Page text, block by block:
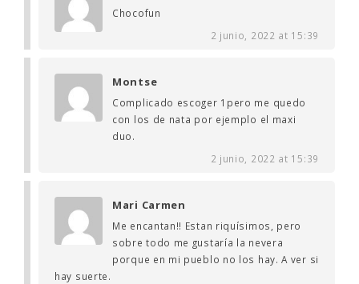
Chocofun
2 junio, 2022 at 15:39
Montse
Complicado escoger 1pero me quedo
con los de nata por ejemplo el maxi
duo.
2 junio, 2022 at 15:39
Mari Carmen
Me encantan!! Estan riquísimos, pero
sobre todo me gustaría la nevera
porque en mi pueblo no los hay. A ver si
hay suerte.